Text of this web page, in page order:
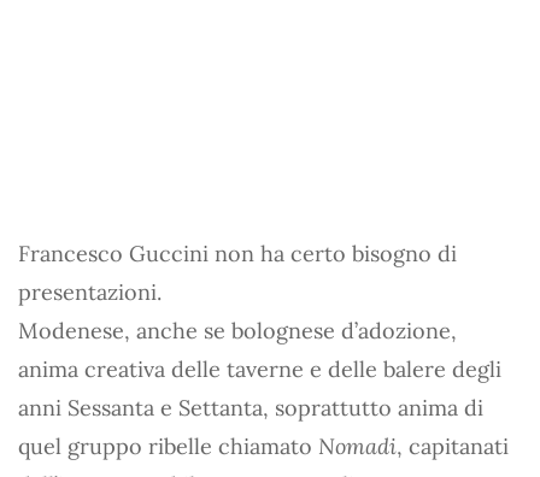
Francesco Guccini non ha certo bisogno di
presentazioni.
Modenese, anche se bolognese d’adozione,
anima creativa delle taverne e delle balere degli
anni Sessanta e Settanta, soprattutto anima di
quel gruppo ribelle chiamato Nomadi, capitanati